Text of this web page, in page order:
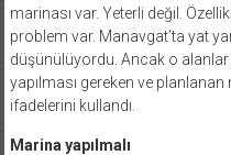
marinası var. Yeterli değil.
problem var. Manavgat’ta yat
düşünülüyordu. Ancak o
yapılması gereken ve
ifadelerini kullandı.
Marina yapılmalı